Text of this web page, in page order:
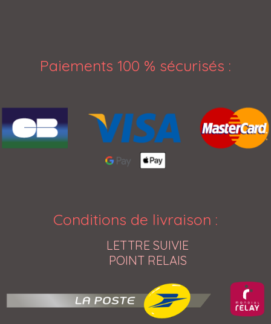
Paiements 100 % sécurisés :
Conditions de livraison :
LETTRE SUIVIE
POINT RELAIS